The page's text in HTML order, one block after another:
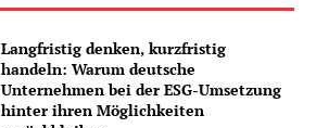
Langfristig denken, kurzfristig
handeln: Warum deutsche
Unternehmen bei der ESG-Umsetzung
hinter ihren Möglichkeiten